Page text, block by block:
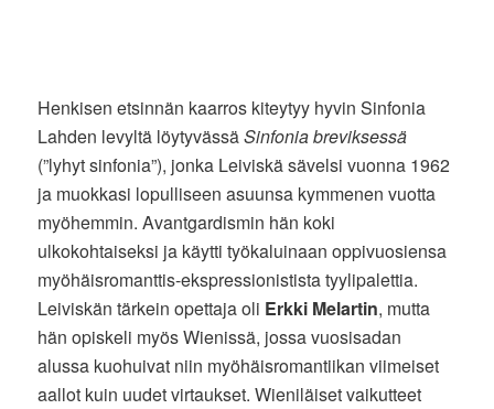
Henkisen etsinnän kaarros kiteytyy hyvin Sinfonia
Lahden levyltä löytyvässäSinfonia breviksessä
(”lyhyt sinfonia”), jonka Leiviskä sävelsi vuonna 1962
ja muokkasi lopulliseen asuunsa kymmenen vuotta
myöhemmin. Avantgardismin hän koki
ulkokohtaiseksi ja käytti työkaluinaan oppivuosiensa
myöhäisromanttis-ekspressionistista tyylipalettia.
Leiviskän tärkein opettaja oli Erkki Melartin, mutta
hän opiskeli myös Wienissä, jossa vuosisadan
alussa kuohuivat niin myöhäisromantiikan viimeiset
aallot kuin uudet virtaukset. Wieniläiset vaikutteet